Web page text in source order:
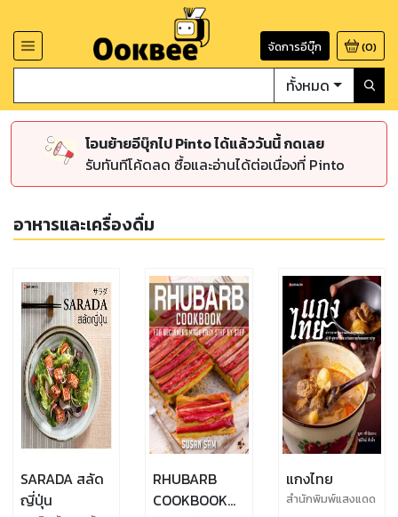
จัดการอีบุ๊ก (0)
ทั้งหมด
โอนย้ายอีบุ๊กไป Pinto ได้แล้ววันนี้ กดเลย
รับทันทีโค้ดลด ซื้อและอ่านได้ต่อเนื่องที่ Pinto
อาหารและเครื่องดื่ม
SARADA สลัด
ญี่ปุ่น
RHUBARB
COOKBOOK
แกงไทย
สำนักพิมพ์แสงแดด